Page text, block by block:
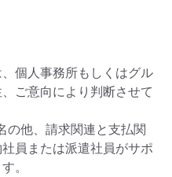
個人事務所もしくはグル
ご意向により判断させて
の他、請求関連と支払関
員または派遣社員がサポ
。